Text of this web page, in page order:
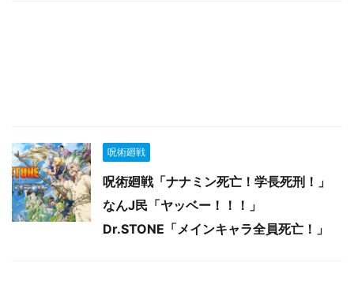
呪術廻戦
呪術廻戦「ナナミン死亡！学長死刑！」
なんJ民「ヤッベー！！！」
Dr.STONE「メインキャラ全員死亡！」